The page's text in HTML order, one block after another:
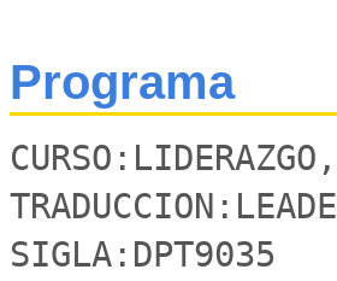
Programa
SIGLA:DPT9035